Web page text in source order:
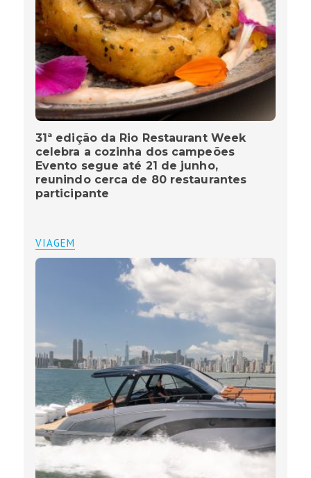
31ª edição da Rio Restaurant Week
celebra a cozinha dos campeões
Evento segue até 21 de junho,
reunindo cerca de 80 restaurantes
participante
VIAGEM